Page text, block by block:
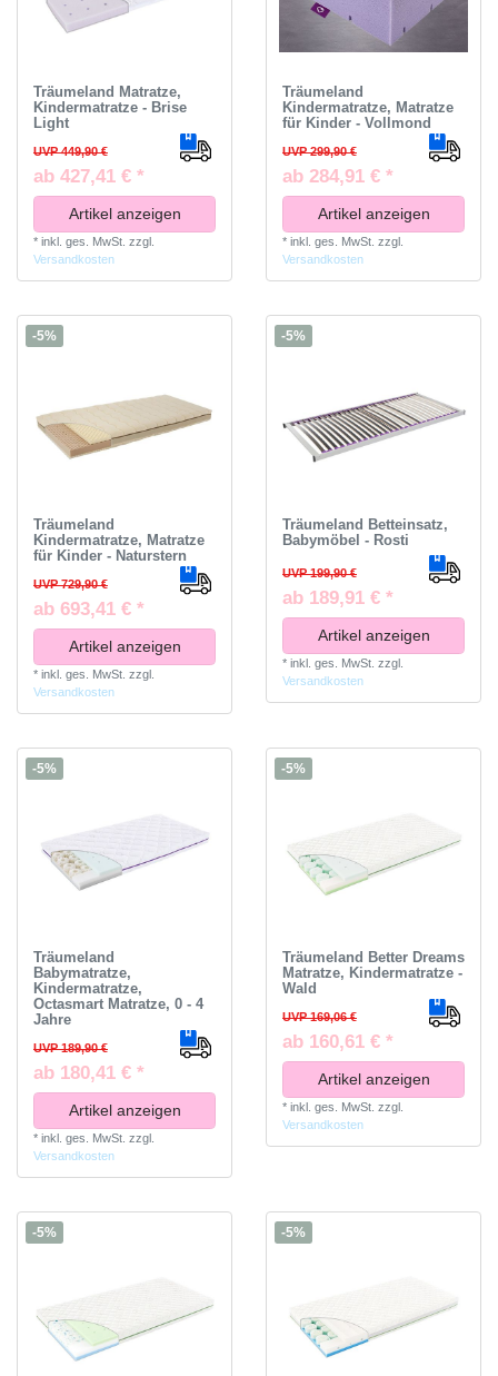
Träumeland Matratze,
Kindermatratze - Brise
Light
UVP 449,90 €
ab 427,41 € *
Artikel anzeigen
* inkl. ges. MwSt. zzgl.
Versandkosten
Träumeland
Kindermatratze, Matratze
für Kinder - Vollmond
UVP 299,90 €
ab 284,91 € *
Artikel anzeigen
* inkl. ges. MwSt. zzgl.
Versandkosten
-5%
Träumeland
Kindermatratze, Matratze
für Kinder - Naturstern
UVP 729,90 €
ab 693,41 € *
Artikel anzeigen
* inkl. ges. MwSt. zzgl.
Versandkosten
-5%
Träumeland Betteinsatz,
Babymöbel - Rosti
UVP 199,90 €
ab 189,91 € *
Artikel anzeigen
* inkl. ges. MwSt. zzgl.
Versandkosten
-5%
Träumeland
Babymatratze,
Kindermatratze,
Octasmart Matratze, 0 - 4
Jahre
UVP 189,90 €
ab 180,41 € *
Artikel anzeigen
* inkl. ges. MwSt. zzgl.
Versandkosten
-5%
Träumeland Better Dreams
Matratze, Kindermatratze -
Wald
UVP 169,06 €
ab 160,61 € *
Artikel anzeigen
* inkl. ges. MwSt. zzgl.
Versandkosten
-5% -5%